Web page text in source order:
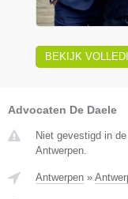
BEKIJK
Advocaten De Daele
Niet gevestigd in
Antwerpen.
Antwerpen »